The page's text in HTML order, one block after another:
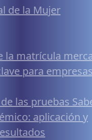
de la Mujer
la matrícula
para
las pruebas
aplicación y